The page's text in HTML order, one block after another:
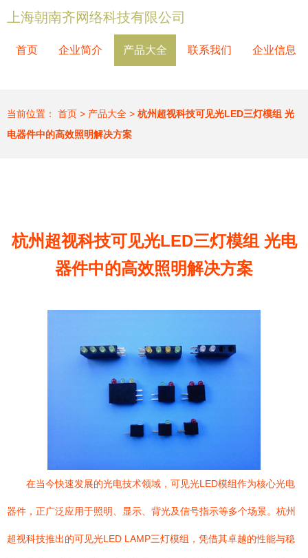
上海朝南齐网络科技有限公司
首页 企业简介 产品大全 联系我们 企业信息
当前位置： 首页 > 产品大全 > 杭州超视科技可见光LED三灯模组 光
电器件中的高效照明解决方案
杭州超视科技可见光LED三灯模组 光电
器件中的高效照明解决方案
在当今快速发展的光电技术领域，可见光LED模组作为核心光电
器件，正广泛应用于照明、显示、背光及信号指示等多个场景。杭州
超视科技推出的可见光LED LAMP三灯模组，凭借其卓越的性能与稳